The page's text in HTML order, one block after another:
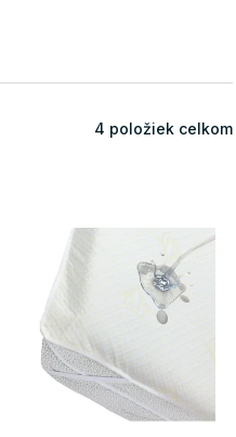
4 položiek celkom